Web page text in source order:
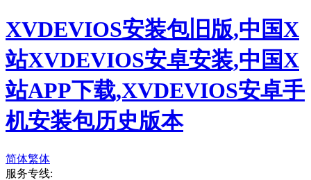
XVDEVIOS安装包旧版,中国X
站XVDEVIOS安卓安装,中国X
站APP下载,XVDEVIOS安卓手
机安装包历史版本
简体繁体
服务专线: